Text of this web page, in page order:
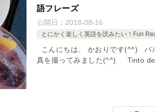
語フレーズ
公開日： 2018-08-16
とにかく楽しく英語を読みたい！Fun
こんにちは、 かおりです(^^) バ
真を撮ってみました(^^) Tinto